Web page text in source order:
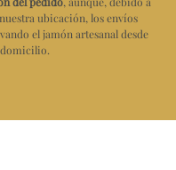
ubicación, los envíos
el jamón artesanal desde
domicilio.